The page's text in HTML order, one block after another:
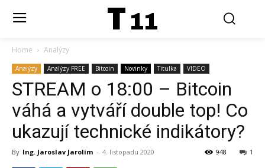
T 11
Home Analýzy
Analýzy Analýzy FREE Bitcoin Novinky Titulka VIDEO
STREAM o 18:00 – Bitcoin
váhá a vytváří double top! Co
ukazují technické indikátory?
By Ing. Jaroslav Jarolím - 4. listopadu 2020 1
948